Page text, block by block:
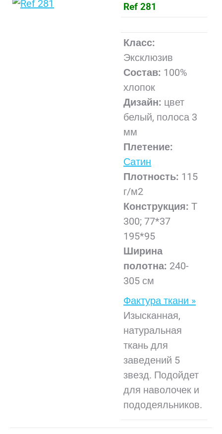
Ref 281
Класс:
Эксклюзив
Состав: 100%
хлопок
Дизайн: цвет
белый, полоса 3
мм
Плетение:
Сатин
Плотность: 115
г/м2
Конструкция: Т
300; 77*37
195*95
Ширина
полотна: 240-
305 см
Фактура ткани »
Изысканная,
натуральная
ткань для
заведений 5
звезд. Подойдет
для наволочек и
пододеяльников.